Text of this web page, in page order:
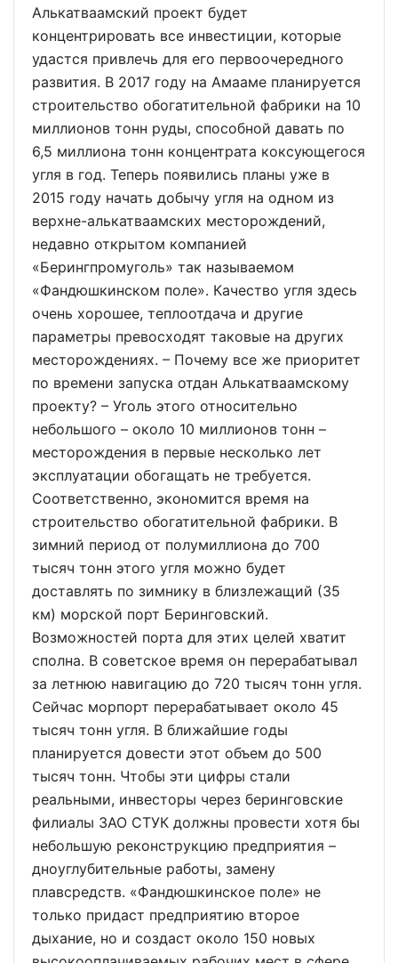
Алькатваамский проект будет
концентрировать все инвестиции, которые
удастся привлечь для его первоочередного
развития. В 2017 году на Амааме планируется
строительство обогатительной фабрики на 10
миллионов тонн руды, способной давать по
6,5 миллиона тонн концентрата коксующегося
угля в год. Теперь появились планы уже в
2015 году начать добычу угля на одном из
верхне-алькатваамских месторождений,
недавно открытом компанией
«Берингпромуголь» так называемом
«Фандюшкинском поле». Качество угля здесь
очень хорошее, теплоотдача и другие
параметры превосходят таковые на других
месторождениях. – Почему все же приоритет
по времени запуска отдан Алькатваамскому
проекту? – Уголь этого относительно
небольшого – около 10 миллионов тонн –
месторождения в первые несколько лет
эксплуатации обогащать не требуется.
Соответственно, экономится время на
строительство обогатительной фабрики. В
зимний период от полумиллиона до 700
тысяч тонн этого угля можно будет
доставлять по зимнику в близлежащий (35
км) морской порт Беринговский.
Возможностей порта для этих целей хватит
сполна. В советское время он перерабатывал
за летнюю навигацию до 720 тысяч тонн угля.
Сейчас морпорт перерабатывает около 45
тысяч тонн угля. В ближайшие годы
планируется довести этот объем до 500
тысяч тонн. Чтобы эти цифры стали
реальными, инвесторы через беринговские
филиалы ЗАО СТУК должны провести хотя бы
небольшую реконструкцию предприятия –
дноуглубительные работы, замену
плавсредств. «Фандюшкинское поле» не
только придаст предприятию второе
дыхание, но и создаст около 150 новых